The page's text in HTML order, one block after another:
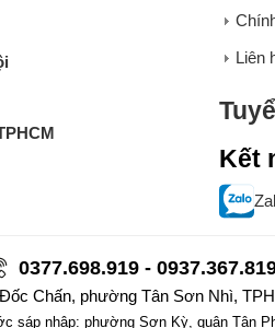
Liên
Kết
0377.698.919 -
Chấn, phường Tân Sơn Nhì,
sáp nhập: phường Sơn Kỳ, quận Tân